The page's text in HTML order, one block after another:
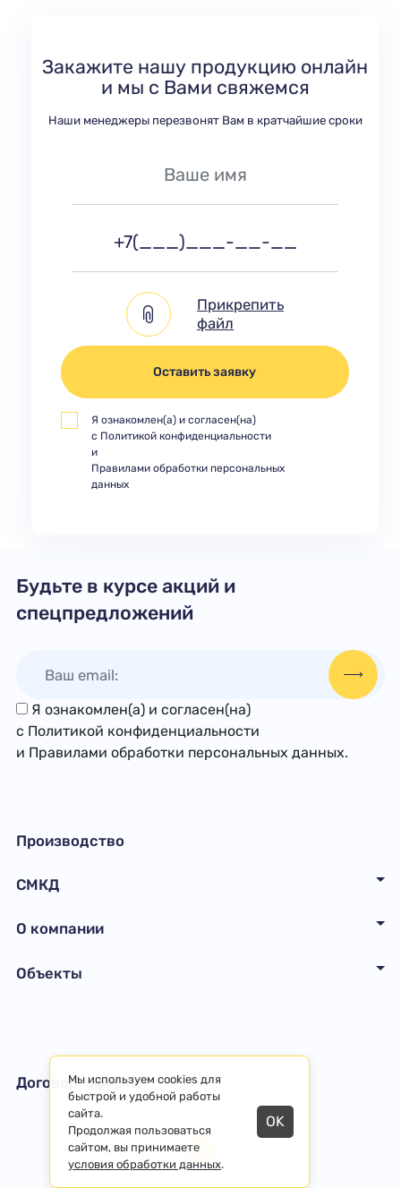
Закажите нашу продукцию онлайн
и мы с Вами свяжемся
Наши менеджеры перезвонят Вам в кратчайшие сроки
Прикрепить
файл
Оставить заявку
Я ознакомлен(а) и согласен(на)
с Политикой конфиденциальности
и
Правилами обработки персональных
данных
Будьте в курсе акций и
спецпредложений
Я ознакомлен(а) и согласен(на)
с Политикой конфиденциальности
и Правилами обработки персональных данных.
Производство
СМКД
О компании
Объекты
Договор-оферта
Мы используем cookies для
быстрой и удобной работы
сайта.
Продолжая пользоваться
сайтом, вы принимаете
условия обработки данных.
OK